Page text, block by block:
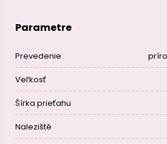
Parametre
Prevedenie
Veľkosť
Šírka prieťahu
Naleziště